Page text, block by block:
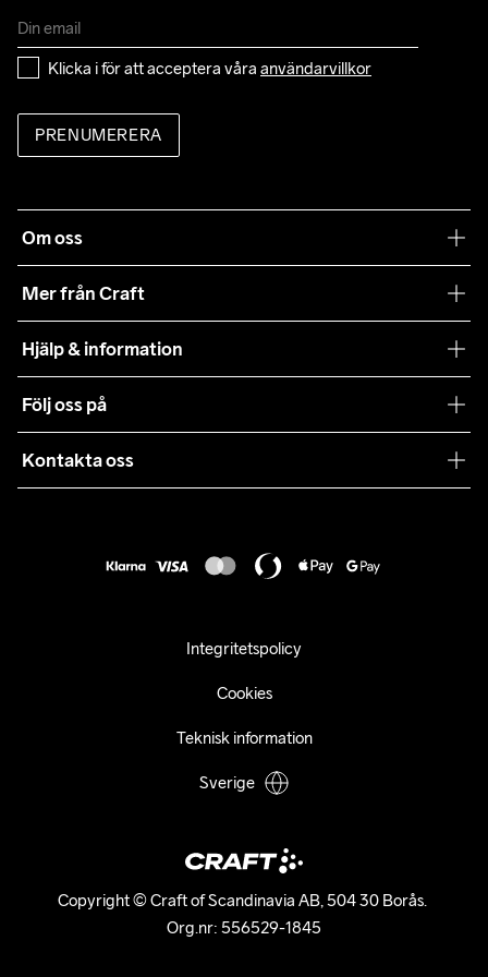
Klicka i för att acceptera våra användarvillkor
PRENUMERERA
Om oss
Mer från Craft
Teamwear
Hållbarhet
Samarbeten
Hjälp & information
Våra köpvillkor
Retur
Följ oss på
Kontakta oss
Copyright © Craft of Scandinavia AB, 504 30 Borås.
Org.nr: 556529-1845
Integritetspolicy
Cookies
Teknisk information
Sverige